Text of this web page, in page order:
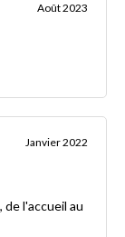
Août 2023
Janvier 2022
l'accueil au